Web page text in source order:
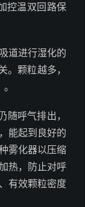
控温双回路保
道进行湿化的
颗粒越多，
呼气排出，
能起到良好的
雾化器以压缩
热，防止对呼
有效颗粒密度